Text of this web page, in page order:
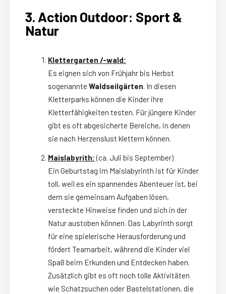
3. Action Outdoor: Sport &
Natur
Klettergarten /-wald:
Es eignen sich von Frühjahr bis Herbst
sogenannte Waldseilgärten. In diesen
Kletterparks können die Kinder ihre
Kletterfähigkeiten testen. Für jüngere Kinder
gibt es oft abgesicherte Bereiche, in denen
sie nach Herzenslust klettern können.
Maislabyrith: (ca. Juli bis September)
Ein Geburtstag im Maislabyrinth ist für Kinder
toll, weil es ein spannendes Abenteuer ist, bei
dem sie gemeinsam Aufgaben lösen,
versteckte Hinweise finden und sich in der
Natur austoben können. Das Labyrinth sorgt
für eine spielerische Herausforderung und
fördert Teamarbeit, während die Kinder viel
Spaß beim Erkunden und Entdecken haben.
Zusätzlich gibt es oft noch tolle Aktivitäten
wie Schatzsuchen oder Bastelstationen, die